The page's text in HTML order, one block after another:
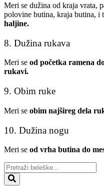
Meri se dužina od kraja vrata,
polovine butina, kraja butina, i
haljine.
8. Dužina rukava
Meri se od početka ramena
rukavi.
9. Obim ruke
Meri se obim najšireg dela
10. Dužina nogu
Meri se od vrha butina do